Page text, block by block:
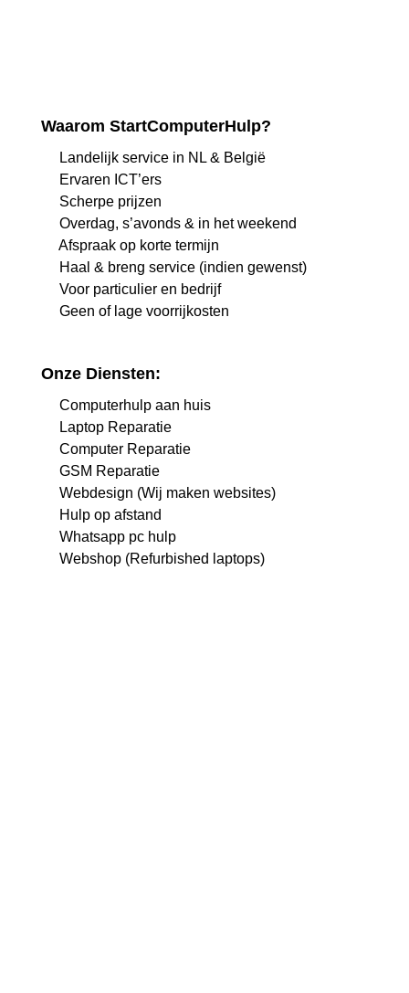
Waarom StartComputerHulp?
Landelijk service in NL & België
Ervaren ICT’ers
Scherpe prijzen
Overdag, s’avonds & in het weekend
Afspraak op korte termijn
Haal & breng service (indien gewenst)
Voor particulier en bedrijf
Geen of lage voorrijkosten
Onze Diensten:
Computerhulp aan huis
Laptop Reparatie
Computer Reparatie
GSM Reparatie
Webdesign (Wij maken websites)
Hulp op afstand
Whatsapp pc hulp
Webshop (Refurbished laptops)